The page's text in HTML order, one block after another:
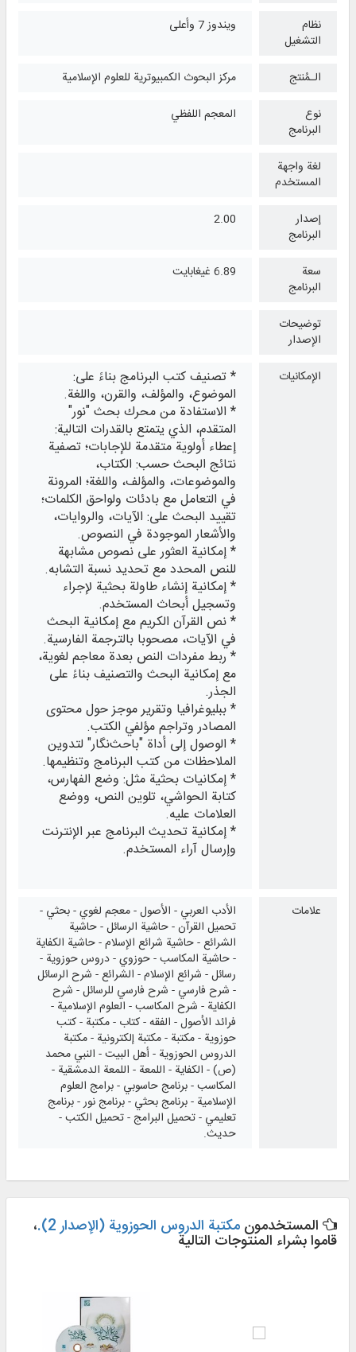
نظام
التشغیل
ويندوز 7 وأعلی
الـمُنتج
مركز البحوث الكمبيوترية للعلوم الإسلامية
نوع
البرنامج
المعجم اللفظي
لغة واجهة
المستخدم
إصدار
البرنامج
2.00
سعة
البرنامج
6.89 غيغابايت
توضيحات
الإصدار
الإمكانيات
* تصنيف كتب البرنامج بناءً على:
الموضوع، والمؤلف، والقرن، واللغة.
* الاستفادة من محرك بحث "نور"
المتقدم، الذي يتمتع بالقدرات التالية:
إعطاء أولوية متقدمة للإجابات؛ تصفية
نتائج البحث حسب: الكتاب،
والموضوعات، والمؤلف، واللغة؛ المرونة
في التعامل مع بادئات ولواحق الكلمات؛
تقييد البحث على: الآيات، والروايات،
والأشعار الموجودة في النصوص.
* إمكانية العثور على نصوص مشابهة
للنص المحدد مع تحديد نسبة التشابه.
* إمكانية إنشاء طاولة بحثية لإجراء
وتسجيل أبحاث المستخدم.
* نص القرآن الكريم مع إمكانية البحث
في الآيات، مصحوبا بالترجمة الفارسية.
* ربط مفردات النص بعدة معاجم لغوية،
مع إمكانية البحث والتصنيف بناءً على
الجذر.
* ببليوغرافيا وتقرير موجز حول محتوى
المصادر وتراجم مؤلفي الكتب.
* الوصول إلى أداة "باحث‌نگار" لتدوين
الملاحظات من كتب البرنامج وتنظيمها.
* إمكانيات بحثية مثل: وضع الفهارس،
كتابة الحواشي، تلوين النص، ووضع
العلامات عليه.
* إمكانية تحديث البرنامج عبر الإنترنت
وإرسال آراء المستخدم.
علامات
الأدب العربي - الأصول - معجم لغوي - بحثي -
تحميل القرآن - حاشية الرسائل - حاشية
الشرائع - حاشية شرائع الإسلام - حاشية الكفاية
- حاشية المكاسب - حوزوي - دروس حوزوية -
رسائل - شرائع الإسلام - الشرائع - شرح الرسائل
- شرح فارسي - شرح فارسي للرسائل - شرح
الكفاية - شرح المكاسب - العلوم الإسلامية -
فرائد الأصول - الفقه - كتاب - مكتبة - كتب
حوزوية - مكتبة - مكتبة إلكترونية - مكتبة
الدروس الحوزوية - أهل البيت - النبي محمد
(ص) - الكفاية - اللمعة - اللمعة الدمشقية -
المكاسب - برنامج حاسوبي - برامج العلوم
الإسلامية - برنامج بحثي - برنامج نور - برنامج
تعليمي - تحميل البرامج - تحميل الكتب -
حديث.
المستخدمون مكتبة الدروس الحوزوية (الإصدار 2). ،
قاموا بشراء المنتوجات التالية